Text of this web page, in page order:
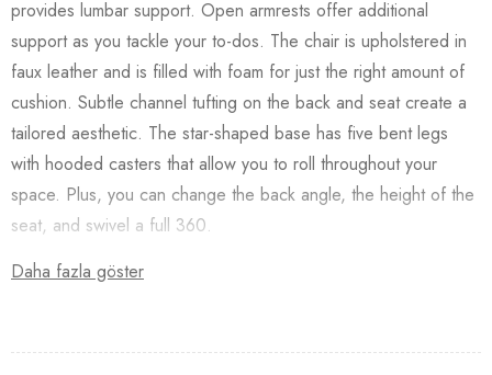
provides lumbar support. Open armrests offer additional
support as you tackle your to-dos. The chair is upholstered in
faux leather and is filled with foam for just the right amount of
cushion. Subtle channel tufting on the back and seat create a
tailored aesthetic. The star-shaped base has five bent legs
with hooded casters that allow you to roll throughout your
space. Plus, you can change the back angle, the height of the
seat, and swivel a full 360.
Features
Weatherproof for all year round display
Daha fazla göster